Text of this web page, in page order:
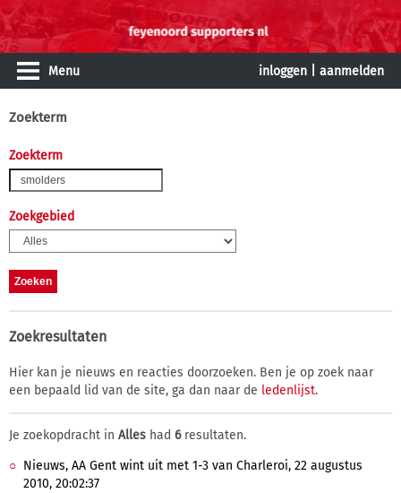
Menu inloggen aanmelden
Zoekterm
Zoekterm
Zoekgebied
Zoekresultaten
Hier kan je nieuws en reacties doorzoeken. Ben je op zoek naar
een bepaald lid van de site, ga dan naar de ledenlijst.
Je zoekopdracht in Alles had 6resultaten.
Nieuws, AA Gent wint uit met 1-3 van Charleroi, 22 augustus
2010, 20:02:37